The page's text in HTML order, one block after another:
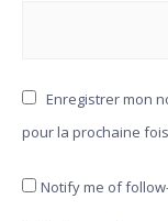
Enregistrer mon
pour la prochaine
Notify me of